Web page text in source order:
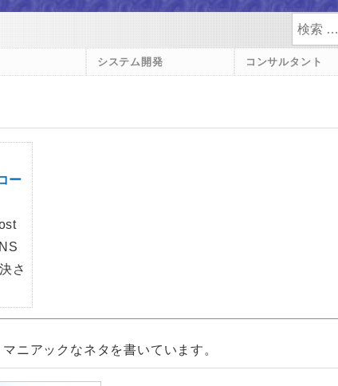
検索
ー
さ
システム開発 コンサルタント
ニアックなネタを書いています。